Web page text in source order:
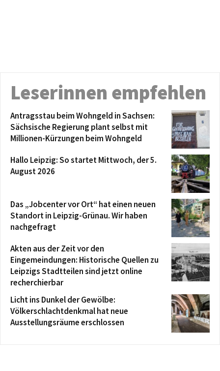
Leserinnen empfehlen
Antragsstau beim Wohngeld in Sachsen:
Sächsische Regierung plant selbst mit
Millionen-Kürzungen beim Wohngeld
Hallo Leipzig: So startet Mittwoch, der 5.
August 2026
Das „Jobcenter vor Ort“ hat einen neuen
Standort in Leipzig-Grünau. Wir haben
nachgefragt
Akten aus der Zeit vor den
Eingemeindungen: Historische Quellen zu
Leipzigs Stadtteilen sind jetzt online
recherchierbar
Licht ins Dunkel der Gewölbe:
Völkerschlachtdenkmal hat neue
Ausstellungsräume erschlossen